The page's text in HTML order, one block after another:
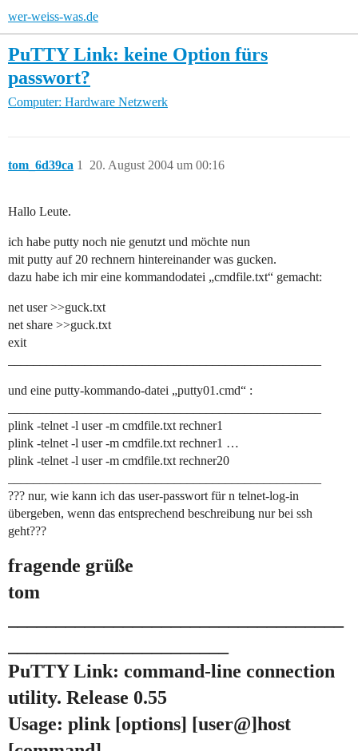
wer-weiss-was.de
PuTTY Link: keine Option fürs
passwort?
Computer: Hardware Netzwerk
tom_6d39ca 20. August 2004 um 00:16
1
Hallo Leute.
ich habe putty noch nie genutzt und möchte nun
mit putty auf 20 rechnern hintereinander was gucken.
dazu habe ich mir eine kommandodatei „cmdfile.txt“ gemacht:
net user >>guck.txt
net share >>guck.txt
exit
und eine putty-kommando-datei „putty01.cmd“ :
plink -telnet -l user -m cmdfile.txt rechner1
plink -telnet -l user -m cmdfile.txt rechner1 …
plink -telnet -l user -m cmdfile.txt rechner20
??? nur, wie kann ich das user-passwort für n telnet-log-in
übergeben, wenn das entsprechend beschreibung nur bei ssh
geht???
fragende grüße
tom
PuTTY Link: command-line connection
utility. Release 0.55
Usage: plink [options] [user@]host